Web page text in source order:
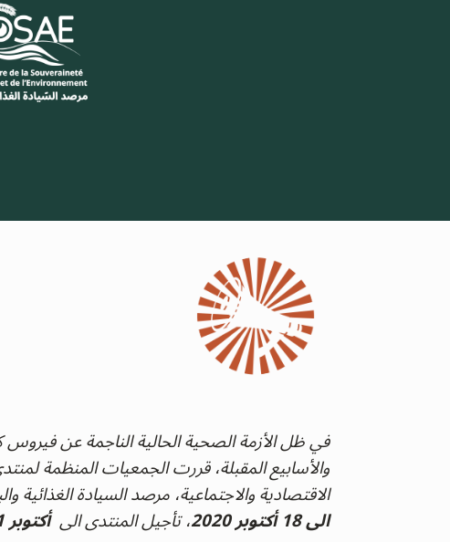
والأسابيع المقبلة، قررت الجمعيات المنظمة
الاقتصادية والاجتماعية، مرصد السيادة الغذائية والبيئية ونوماد 08) الذي
الى 18 أكتوبر 2020 ، تأجيل المنتدى الىأكتوبر 2021